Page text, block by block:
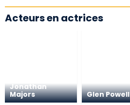
Acteurs en actrices
Jonathan
Majors
Glen Powell